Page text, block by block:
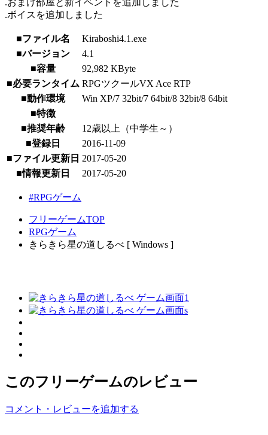
.おまけ部屋と新イベントを追加しました
.ボイスを追加しました
■ファイル名
Kiraboshi4.1.exe
■バージョン
4.1
■容量
92,982 KByte
■必要ランタイム RPGツクールVX Ace RTP
■動作環境
Win XP/7 32bit/7 64bit/8 32bit/8 64bit
■特徴
■推奨年齢
12歳以上（中学生～）
■登録日
2016-11-09
■ファイル更新日 2017-05-20
■情報更新日
2017-05-20
#RPGゲーム
フリーゲームTOP
RPGゲーム
きらきら星の道しるべ [ Windows ]
このフリーゲームのレビュー
コメント・レビューを追加する